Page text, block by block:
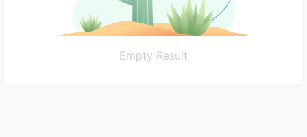
Empty Result